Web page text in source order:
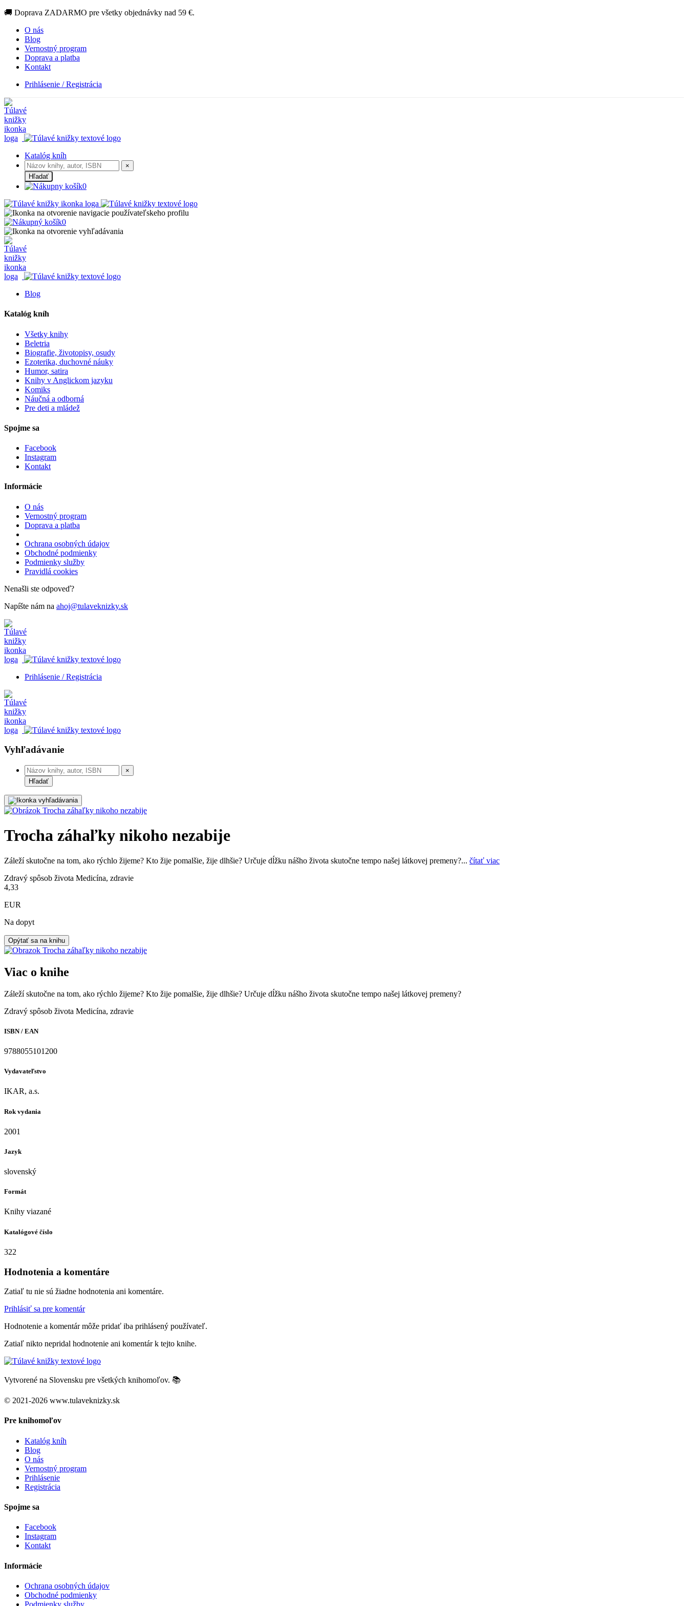
🚚 Doprava ZADARMO pre všetky objednávky nad 59 €.
O nás
Blog
Vernostný program
Doprava a platba
Kontakt
Prihlásenie / Registrácia
Katalóg kníh
×
Hľadať
0
0
Blog
Katalóg kníh
Všetky knihy
Beletria
Biografie, životopisy, osudy
Ezoterika, duchovné náuky
Humor, satira
Knihy v Anglickom jazyku
Komiks
Náučná a odborná
Pre deti a mládež
Spojme sa
Facebook
Instagram
Kontakt
Informácie
O nás
Vernostný program
Doprava a platba
Ochrana osobných údajov
Obchodné podmienky
Podmienky služby
Pravidlá cookies
Nenašli ste odpoveď?
Napíšte nám na ahoj@tulaveknizky.sk
Prihlásenie / Registrácia
Vyhľadávanie
×
Hľadať
Trocha záhaľky nikoho nezabije
Záleží skutočne na tom, ako rýchlo žijeme? Kto žije pomalšie, žije dlhšie? Určuje dĺžku nášho života skutočne tempo našej látkovej premeny?... čítať viac
Zdravý spôsob života Medicína, zdravie
4,33
EUR
Na dopyt
Opýtať sa na knihu
Viac o knihe
Záleží skutočne na tom, ako rýchlo žijeme? Kto žije pomalšie, žije dlhšie? Určuje dĺžku nášho života skutočne tempo našej látkovej premeny?
Zdravý spôsob života Medicína, zdravie
ISBN / EAN
9788055101200
Vydavateľstvo
IKAR, a.s.
Rok vydania
2001
Jazyk
slovenský
Formát
Knihy viazané
Katalógové číslo
322
Hodnotenia a komentáre
Zatiaľ tu nie sú žiadne hodnotenia ani komentáre.
Prihlásiť sa pre komentár
Hodnotenie a komentár môže pridať iba prihlásený používateľ.
Zatiaľ nikto nepridal hodnotenie ani komentár k tejto knihe.
Vytvorené na Slovensku pre všetkých knihomoľov. 📚
© 2021-2026 www.tulaveknizky.sk
Pre knihomoľov
Katalóg kníh
Blog
O nás
Vernostný program
Prihlásenie
Registrácia
Spojme sa
Facebook
Instagram
Kontakt
Informácie
Ochrana osobných údajov
Obchodné podmienky
Podmienky služby